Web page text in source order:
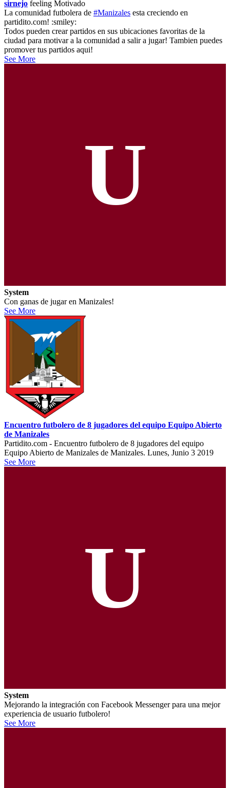
sirnejo feeling Motivado
La comunidad futbolera de #Manizales esta creciendo en
partidito.com! :smiley:
Todos pueden crear partidos en sus ubicaciones favoritas de la
ciudad para motivar a la comunidad a salir a jugar! Tambien puedes
promover tus partidos aqui!
See More
U
System
Con ganas de jugar en Manizales!
See More
Encuentro futbolero de 8 jugadores del equipo Equipo Abierto
de Manizales
Partidito.com - Encuentro futbolero de 8 jugadores del equipo
Equipo Abierto de Manizales de Manizales. Lunes, Junio 3 2019
See More
U
System
Mejorando la integración con Facebook Messenger para una mejor
experiencia de usuario futbolero!
See More